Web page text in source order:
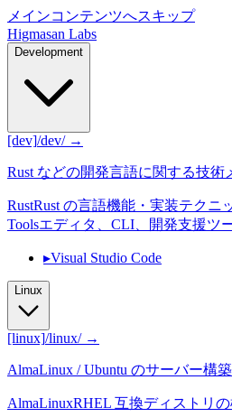
メインコンテンツへスキップ
Higmasan Labs
Development
[dev]/dev/ →
Rust などの開発言語に関する技術
RustRust の言語機能・実装テクニ
Toolsエディタ、CLI、開発支援ツ
▸Visual Studio Code
Linux
[linux]/linux/ →
AlmaLinux / Ubuntu のサーバー構
AlmaLinuxRHEL 互換ディストリの